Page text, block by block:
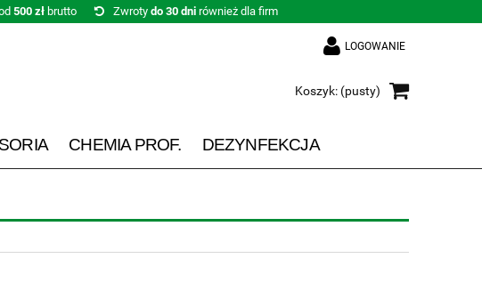
500 zł brutto Zwroty do 30 dni również dla firm
LOGOWANIE
Koszyk: (pusty)
CHEMIA PROF. DEZYNFEKCJA